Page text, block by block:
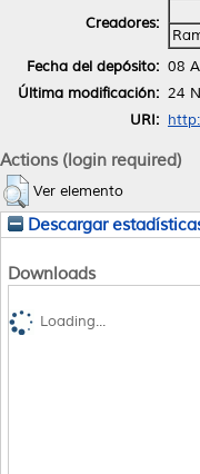
Creadores:
Fecha del depósito: 08
Última modificación: 24
URI:
Actions (login required)
Ver elemento
Descargar
Downloads
Loading...